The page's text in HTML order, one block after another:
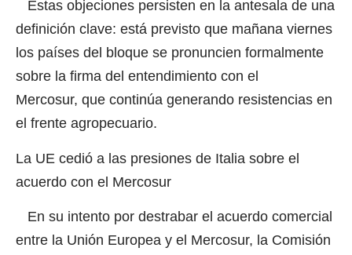
Estas objeciones persisten en la antesala de una
definición clave: está previsto que mañana viernes
los países del bloque se pronuncien formalmente
sobre la firma del entendimiento con el
Mercosur, que continúa generando resistencias en
el frente agropecuario.
La UE cedió a las presiones de Italia sobre el
acuerdo con el Mercosur
En su intento por destrabar el acuerdo comercial
entre la Unión Europea y el Mercosur, la Comisión